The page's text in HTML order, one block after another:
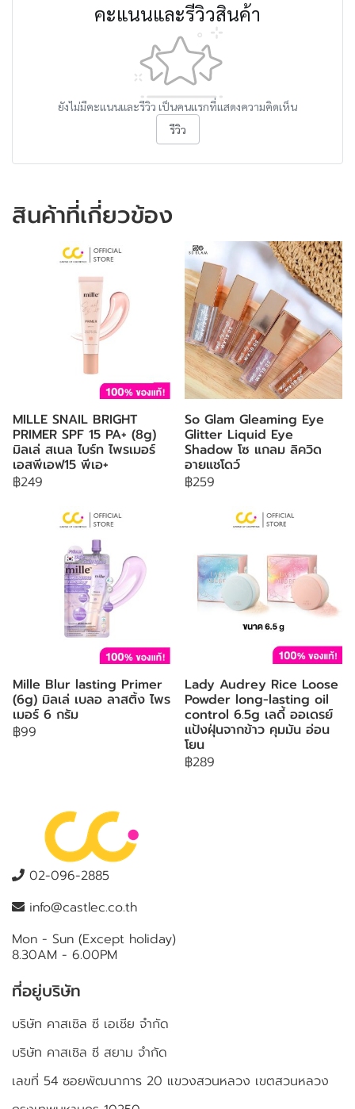
คะแนนและรีวิวสินค้า
ยังไม่มีคะแนนและรีวิว เป็นคนแรกที่แสดงความคิดเห็น
รีวิว
สินค้าที่เกี่ยวข้อง
MILLE SNAIL BRIGHT
PRIMER SPF 15 PA+ (8g)
มิลเล่ สเนล ไบร์ท ไพรเมอร์
เอสพีเอฟ15 พีเอ+
฿249
So Glam Gleaming Eye
Glitter Liquid Eye
Shadow โซ แกลม ลิควิด
อายแชโดว์
฿259
Mille Blur lasting Primer
(6g) มิลเล่ เบลอ ลาสติ้ง ไพร
เมอร์ 6 กรัม
฿99
Lady Audrey Rice Loose
Powder long-lasting oil
control 6.5g เลดี้ ออเดรย์
แป้งฝุ่นจากข้าว คุมมัน อ่อน
โยน
฿289
02-096-2885
info@castlec.co.th
Mon - Sun (Except holiday)
8.30AM - 6.00PM
ที่อยู่บริษัท
บริษัท คาสเซิล ซี เอเชีย จำกัด
บริษัท คาสเซิล ซี สยาม จำกัด
เลขที่ 54 ซอยพัฒนาการ 20 แขวงสวนหลวง เขตสวนหลวง